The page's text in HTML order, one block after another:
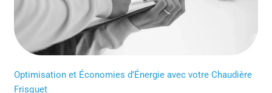
Optimisation et Économies d’Énergie avec votre Chaudière
Frisquet